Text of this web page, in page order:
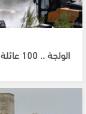
الولجة .. 100 عائلة مهددة بالتهجير